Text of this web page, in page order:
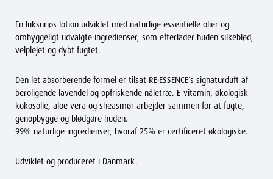
En luksuriøs lotion udviklet med naturlige essentielle olier og
omhyggeligt udvalgte ingredienser, som efterlader huden silkeblød,
velplejet og dybt fugtet.
Den let absorberende formel er tilsat RE·ESSENCE´s signaturduft af
beroligende lavendel og opfriskende nåletræ. E-vitamin, økologisk
kokosolie, aloe vera og sheasmør arbejder sammen for at fugte,
genopbygge og blødgøre huden.
99% naturlige ingredienser, hvoraf 25% er certificeret økologiske.
Udviklet og produceret i Danmark.